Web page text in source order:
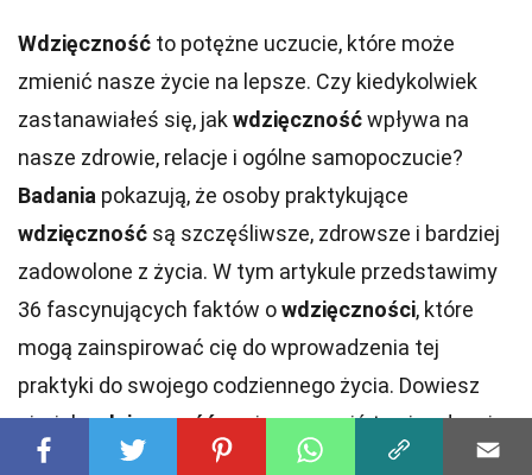
Wdzięczność to potężne uczucie, które może
zmienić nasze życie na lepsze. Czy kiedykolwiek
zastanawiałeś się, jakwdzięcznośćwpływa na
nasze zdrowie, relacje i ogólne samopoczucie?
Badania pokazują, że osoby praktykujące
wdzięczność są szczęśliwsze, zdrowsze i bardziej
zadowolone z życia. W tym artykule przedstawimy
36 fascynujących faktów owdzięczności, które
mogą zainspirować cię do wprowadzenia tej
praktyki do swojego codziennego życia. Dowiesz
się, jakwdzięcznośćmoże poprawić twoje zdrowie
psychiczne, wzmocnić relacje z bliskimi oraz